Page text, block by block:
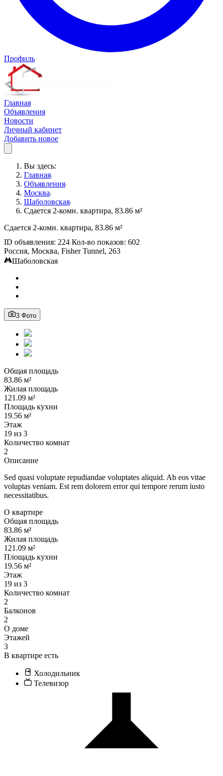
Профиль
Главная
Объявления
Новости
Личный кабинет
Добавить новое
Вы здесь:
Главная
Объявления
Москва
Шаболовская
Сдается 2-комн. квартира, 83.86 м²
Сдается 2-комн. квартира, 83.86 м²
ID объявления: 224 Кол-во показов: 602
Россия, Москва, Fisher Tunnel, 263
Шаболовская
3 Фото
Общая площадь
83.86 м²
Жилая площадь
121.09 м²
Площадь кухни
19.56 м²
Этаж
19 из 3
Количество комнат
2
Описание
Sed quasi voluptate repudiandae voluptates aliquid. Ab eos vitae
voluptas veniam. Est rem dolorem error qui tempore rerum iusto
necessitatibus.
О квартире
Общая площадь
83.86 м²
Жилая площадь
121.09 м²
Площадь кухни
19.56 м²
Этаж
19 из 3
Количество комнат
2
Балконов
2
О доме
Этажей
3
В квартире есть
Холодильник
Телевизор